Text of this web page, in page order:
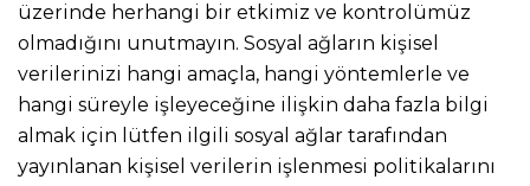
üzerinde herhangi bir etkimiz ve kontrolümüz
olmadığını unutmayın. Sosyal ağların kişisel
verilerinizi hangi amaçla, hangi yöntemlerle ve
hangi süreyle işleyeceğine ilişkin daha fazla bilgi
almak için lütfen ilgili sosyal ağlar tarafından
yayınlanan kişisel verilerin işlenmesi politikalarını